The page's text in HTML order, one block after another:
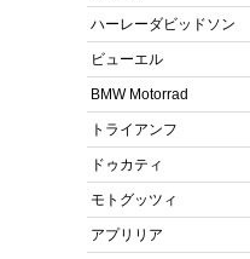
ハーレーダビッドソン
ビューエル
BMW Motorrad
トライアンフ
ドゥカティ
モトグッツィ
アプリリア